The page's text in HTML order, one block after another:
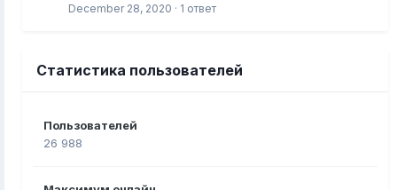
December 28, 2020 · 1 ответ
Статистика пользователей
Пользователей
26 988